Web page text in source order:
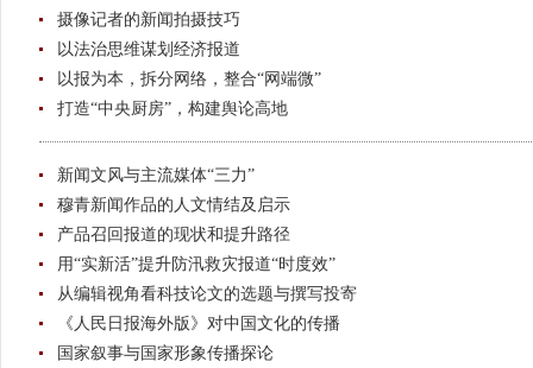
摄像记者的新闻拍摄技巧
以法治思维谋划经济报道
以报为本，拆分网络，整合“网端微”
打造“中央厨房”，构建舆论高地
新闻文风与主流媒体“三力”
穆青新闻作品的人文情结及启示
产品召回报道的现状和提升路径
用“实新活”提升防汛救灾报道“时度效”
从编辑视角看科技论文的选题与撰写投寄
《人民日报海外版》对中国文化的传播
国家叙事与国家形象传播探论